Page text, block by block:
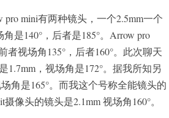
mini有两种镜头，一个2.5mm一个
是140°，后者是185°。Arrow pro
者视场角135°，后者160°。此次聊天
1.7mm，视场角是172°。据我所知另
角是165°。而我这个号称全能镜头的
像头的镜头是2.1mm 视场角160°。